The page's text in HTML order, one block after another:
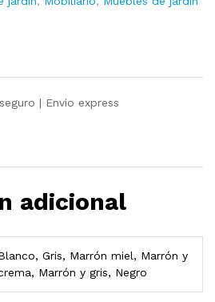
| Envio express
adicional
Gris, Marrón miel, Marrón y
Marrón y gris, Negro